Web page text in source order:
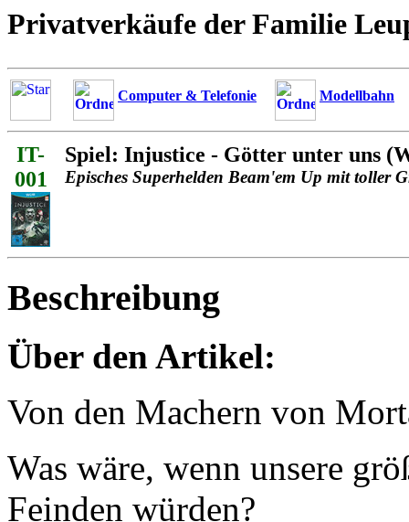
Privatverkäufe der Familie
Computer & Telefonie Modellbahn
IT-
001
Spiel: Injustice - Götter unter uns
Episches Superhelden Beam'em Up mit toller
Beschreibung
Über den Artikel:
Von den Machern von
Was wäre, wenn unsere
Feinden würden?